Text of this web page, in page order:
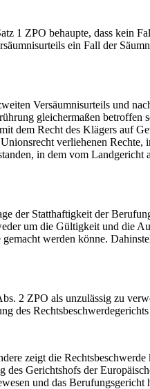
ZPO behaupte, dass kein
ein Fall der
Versäumnisurteils und
gleichermaßen betroffen
dem Recht des Klägers auf
verliehenen Rechte,
in dem vom Landgericht
Statthaftigkeit der
um die Gültigkeit und die
werden könne.
2 ZPO als unzulässig zu
des
zeigt die Rechtsbeschwerde
des Gerichtshofs der
und das Berufungsgericht